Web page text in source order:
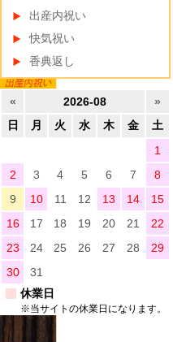
出産内祝い
快気祝い
香典返し
« 2026-08
»
日
月 火 水 木 金
土
1
2
3 4 5 6 7
8
9
10 11 12 13 14
15
16
17 18 19 20 21
22
23
24 25 26 27 28
29
30
31
休業日
※当サイトの休業日になります。